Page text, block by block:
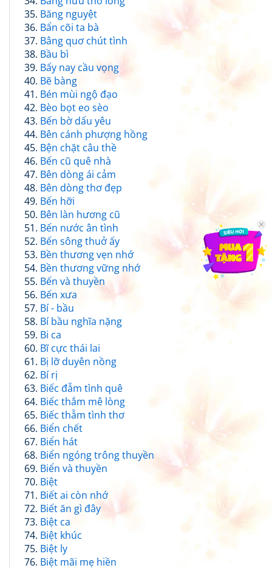
Băng nguyệt
Bẩn cõi ta bà
Bâng quơ chút tình
Bầu bì
Bấy nay cầu vọng
Bẽ bàng
Bén mùi ngộ đạo
Bèo bọt eo sèo
Bến bờ dấu yêu
Bên cánh phượng hồng
Bện chặt câu thề
Bến cũ quê nhà
Bên dòng ái cảm
Bên dòng thơ đẹp
Bến hỡi
Bên làn hương cũ
Bến nước ân tình
Bến sông thuở ấy
Bền thương vẹn nhớ
Bền thương vững nhớ
Bến và thuyền
Bến xưa
Bí - bầu
Bí bầu nghĩa nặng
Bi ca
Bĩ cực thái lai
Bị lỡ duyên nồng
Bí rị
Biếc đẫm tình quê
Biếc thắm mê lòng
Biếc thẫm tình thơ
Biển chết
Biển hát
Biển ngóng trông thuyền
Biển và thuyền
Biệt
Biết ai còn nhớ
Biết ăn gì đây
Biệt ca
Biệt khúc
Biệt ly
Biệt mãi mẹ hiền